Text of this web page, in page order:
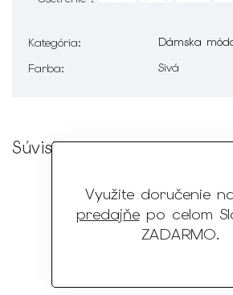
Využite doručenie
predajňepo celom
ZADARMO.
Kategória:
Dámska
Farba: Sivá
Súvisiaci tovar